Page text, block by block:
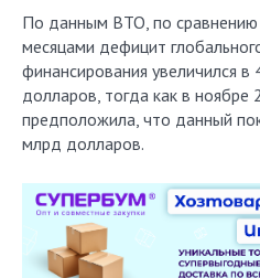
По данным ВТО, по
месяцами дефицит
финансирования увеличился
долларов, тогда как в
предположила, что данный
млрд долларов.